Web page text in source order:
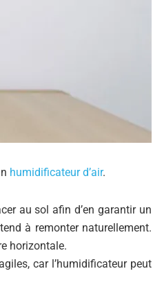
humidificateur d’air.
au sol afin d’en garantir un
à remonter naturellement.
horizontale.
car l’humidificateur peut